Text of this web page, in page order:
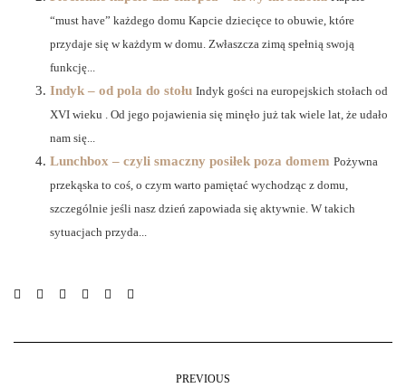
“must have” każdego domu Kapcie dziecięce to obuwie, które
przydaje się w każdym w domu. Zwłaszcza zimą spełnią swoją
funkcję...
Indyk – od pola do stołu Indyk gości na europejskich stołach od
XVI wieku . Od jego pojawienia się minęło już tak wiele lat, że udało
nam się...
Lunchbox – czyli smaczny posiłek poza domem Pożywna
przekąska to coś, o czym warto pamiętać wychodząc z domu,
szczególnie jeśli nasz dzień zapowiada się aktywnie. W takich
sytuacjach przyda...
PREVIOUS